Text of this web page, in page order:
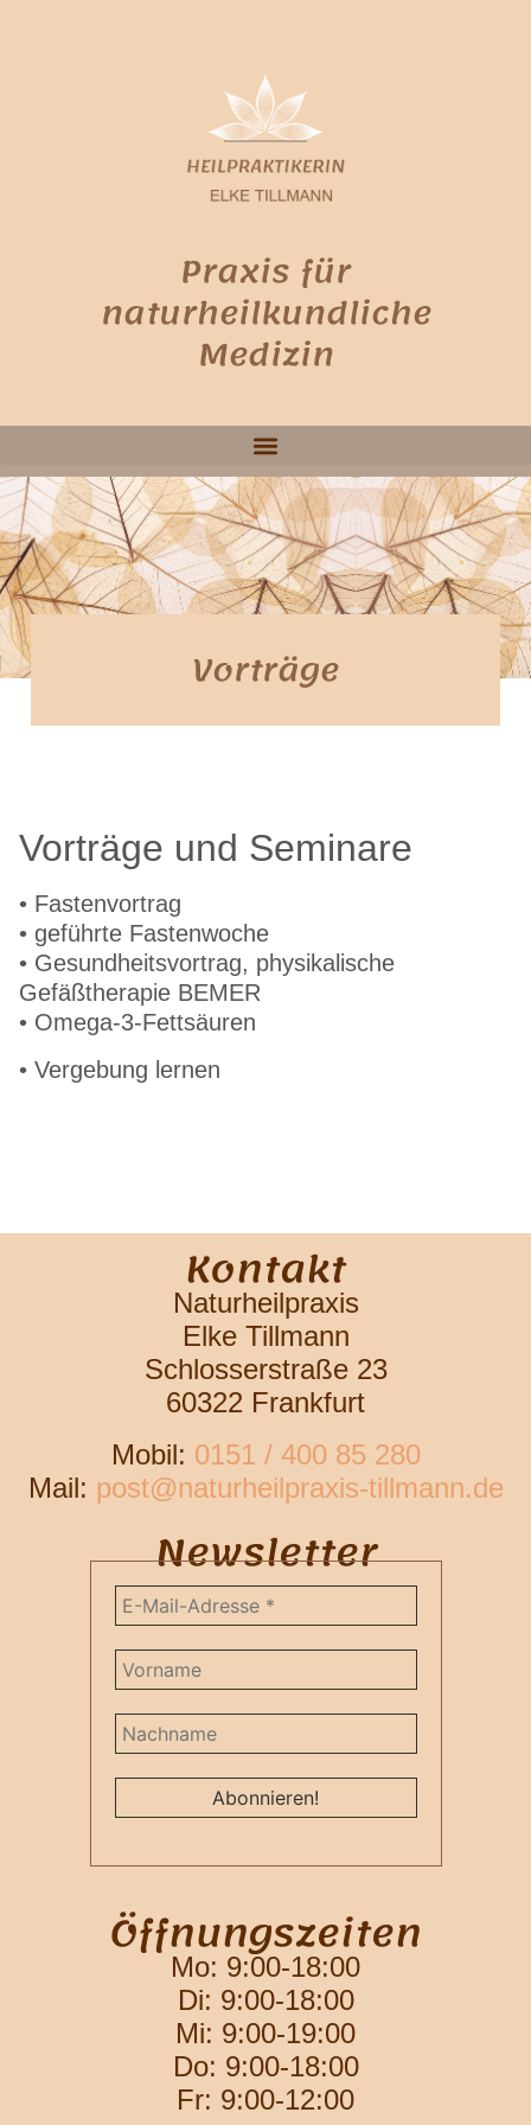
Praxis für
naturheilkundliche
Medizin
Vorträge
Vorträge und Seminare
• Fastenvortrag
• geführte Fastenwoche
• Gesundheitsvortrag, physikalische
Gefäßtherapie BEMER
• Omega-3-Fettsäuren
• Vergebung lernen
Kontakt
Naturheilpraxis
Elke Tillmann
Schlosserstraße 23
60322 Frankfurt
Mobil: 0151 / 400 85 280
Mail: post@naturheilpraxis-tillmann.de
Newsletter
Öffnungszeiten
Mo: 9:00-18:00
Di: 9:00-18:00
Mi: 9:00-19:00
Do: 9:00-18:00
Fr: 9:00-12:00